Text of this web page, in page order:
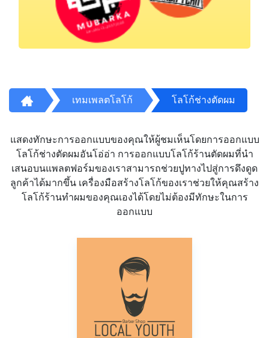
เทมเพลตโลโก้ โลโก้ช่างตัดผม
แสดงทักษะการออกแบบของคุณให้ผู้ชมเห็นโดยการออกแบบ
โลโก้ช่างตัดผมอันโอ่อ่า การออกแบบโลโก้ร้านตัดผมที่นำ
เสนอบนแพลตฟอร์มของเราสามารถช่วยปูทางไปสู่การดึงดูด
ลูกค้าได้มากขึ้น เครื่องมือสร้างโลโก้ของเราช่วยให้คุณสร้าง
โลโก้ร้านทำผมของคุณเองได้โดยไม่ต้องมีทักษะในการ
ออกแบบ